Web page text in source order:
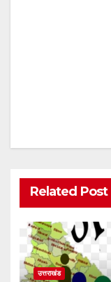
Related Post
उत्तराखंड